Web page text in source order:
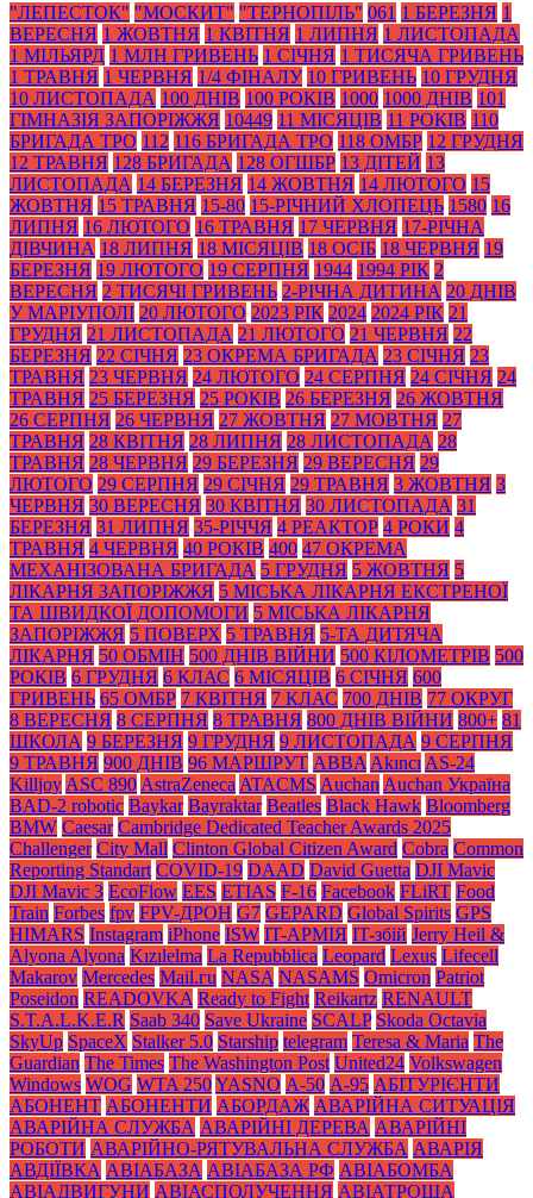
"ЛЕПЕСТОК" "МОСКИТ" "ТЕРНОПІЛЬ" 061 1 БЕРЕЗНЯ 1
ВЕРЕСНЯ 1 ЖОВТНЯ 1 КВІТНЯ 1 ЛИПНЯ 1 ЛИСТОПАДА
1 МІЛЬЯРД 1 МЛН ГРИВЕНЬ 1 СІЧНЯ 1 ТИСЯЧА ГРИВЕНЬ
1 ТРАВНЯ 1 ЧЕРВНЯ 1/4 ФІНАЛУ 10 ГРИВЕНЬ 10 ГРУДНЯ
10 ЛИСТОПАДА 100 ДНІВ 100 РОКІВ 1000 1000 ДНІВ 101
ГІМНАЗІЯ ЗАПОРІЖЖЯ 10449 11 МІСЯЦІВ 11 РОКІВ 110
БРИГАДА ТРО 112 116 БРИГАДА ТРО 118 ОМБР 12 ГРУДНЯ
12 ТРАВНЯ 128 БРИГАДА 128 ОГШБР 13 ДІТЕЙ 13
ЛИСТОПАДА 14 БЕРЕЗНЯ 14 ЖОВТНЯ 14 ЛЮТОГО 15
ЖОВТНЯ 15 ТРАВНЯ 15-80 15-РІЧНИЙ ХЛОПЕЦЬ 1580 16
ЛИПНЯ 16 ЛЮТОГО 16 ТРАВНЯ 17 ЧЕРВНЯ 17-РІЧНА
ДІВЧИНА 18 ЛИПНЯ 18 МІСЯЦІВ 18 ОСІБ 18 ЧЕРВНЯ 19
БЕРЕЗНЯ 19 ЛЮТОГО 19 СЕРПНЯ 1944 1994 РІК 2
ВЕРЕСНЯ 2 ТИСЯЧІ ГРИВЕНЬ 2-РІЧНА ДИТИНА 20 ДНІВ
У МАРІУПОЛІ 20 ЛЮТОГО 2023 РІК 2024 2024 РІК 21
ГРУДНЯ 21 ЛИСТОПАДА 21 ЛЮТОГО 21 ЧЕРВНЯ 22
БЕРЕЗНЯ 22 СІЧНЯ 23 ОКРЕМА БРИГАДА 23 СІЧНЯ 23
ТРАВНЯ 23 ЧЕРВНЯ 24 ЛЮТОГО 24 СЕРПНЯ 24 СІЧНЯ 24
ТРАВНЯ 25 БЕРЕЗНЯ 25 РОКІВ 26 БЕРЕЗНЯ 26 ЖОВТНЯ
26 СЕРПНЯ 26 ЧЕРВНЯ 27 ЖОВТНЯ 27 МОВТНЯ 27
ТРАВНЯ 28 КВІТНЯ 28 ЛИПНЯ 28 ЛИСТОПАДА 28
ТРАВНЯ 28 ЧЕРВНЯ 29 БЕРЕЗНЯ 29 ВЕРЕСНЯ 29
ЛЮТОГО 29 СЕРПНЯ 29 СІЧНЯ 29 ТРАВНЯ 3 ЖОВТНЯ 3
ЧЕРВНЯ 30 ВЕРЕСНЯ 30 КВІТНЯ 30 ЛИСТОПАДА 31
БЕРЕЗНЯ 31 ЛИПНЯ 35-РІЧЧЯ 4 РЕАКТОР 4 РОКИ 4
ТРАВНЯ 4 ЧЕРВНЯ 40 РОКІВ 400 47 ОКРЕМА
МЕХАНІЗОВАНА БРИГАДА 5 ГРУДНЯ 5 ЖОВТНЯ 5
ЛІКАРНЯ ЗАПОРІЖЖЯ 5 МІСЬКА ЛІКАРНЯ ЕКСТРЕНОЇ
ТА ШВИДКОЇ ДОПОМОГИ 5 МІСЬКА ЛІКАРНЯ
ЗАПОРІЖЖЯ 5 ПОВЕРХ 5 ТРАВНЯ 5-ТА ДИТЯЧА
ЛІКАРНЯ 50 ОБМІН 500 ДНІВ ВІЙНИ 500 КІЛОМЕТРІВ 500
РОКІВ 6 ГРУДНЯ 6 КЛАС 6 МІСЯЦІВ 6 СІЧНЯ 600
ГРИВЕНЬ 65 ОМБР 7 КВІТНЯ 7 КЛАС 700 ДНІВ 77 ОКРУГ
8 ВЕРЕСНЯ 8 СЕРПНЯ 8 ТРАВНЯ 800 ДНІВ ВІЙНИ 800+ 81
ШКОЛА 9 БЕРЕЗНЯ 9 ГРУДНЯ 9 ЛИСТОПАДА 9 СЕРПНЯ
9 ТРАВНЯ 900 ДНІВ 96 МАРШРУТ ABBA Akıncı AS-24
Killjoy ASC 890 AstraZeneca ATACMS Auchan Auchan Україна
BAD-2 robotic Baykar Bayraktar Beatles Black Нawk Bloomberg
BMW Caesar Cambridge Dedicated Teacher Awards 2025
Challenger City Mall Clinton Global Citizen Award Cobra Common
Reporting Standart COVID-19 DAAD David Guetta DJI Mavic
DJI Mavic 3 EcoFlow EES ETIAS F-16 Facebook FLiRT Food
Train Forbes fpv FPV-ДРОН G7 GEPARD Global Spirits GPS
HIMARS Instagram iPhone ISW IT-АРМІЯ IT-збій Jerry Heil &
Alyona Alyona Kızılelma La Repubblica Leopard Lexus Lifecell
Makarov Mercedes Mаil.гu NASA NASAMS Omicron Patriot
Poseidon READOVKA Ready to Fight Reikartz RENAULT
S.T.A.L.K.E.R Saab 340 Save Ukraine SCALP Skoda Octavia
SkyUp SpaceX Stalker 5.0 Starship telegram Teresa & Maria The
Guardian The Times The Washington Post United24 Volkswagen
Windows WOG WTA 250YASNO А-50 А-95 АБІТУРІЄНТИ
АБОНЕНТ АБОНЕНТИ АБОРДАЖ АВАРІЙНА СИТУАЦІЯ
АВАРІЙНА СЛУЖБА АВАРІЙНІ ДЕРЕВА АВАРІЙНІ
РОБОТИ АВАРІЙНО-РЯТУВАЛЬНА СЛУЖБА АВАРІЯ
АВДІЇВКА АВІАБАЗА АВІАБАЗА РФ АВІАБОМБА
АВІАДВИГУНИ АВІАСПОЛУЧЕННЯ АВІАТРОЩА